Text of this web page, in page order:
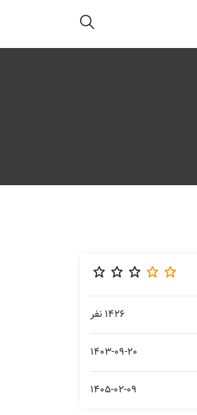
1426 نفر
1403-09-20
1405-02-09